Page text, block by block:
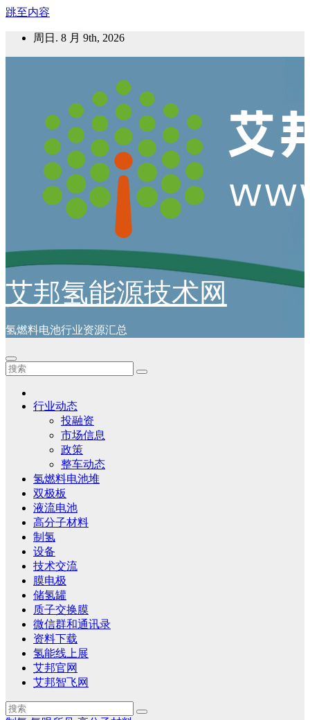
跳至内容
周日. 8 月 9th, 2026
艾邦氢能源技术网
氢燃料电池行业资源汇总
行业动态
投融资
市场信息
政策
整车动态
氢燃料电池堆
双极板
液流电池
高分子材料
制氢
设备
技术交流
膜电极
储氢罐
质子交换膜
微信群和通讯录
资料下载
氢能线上展
艾邦官网
艾邦智飞网